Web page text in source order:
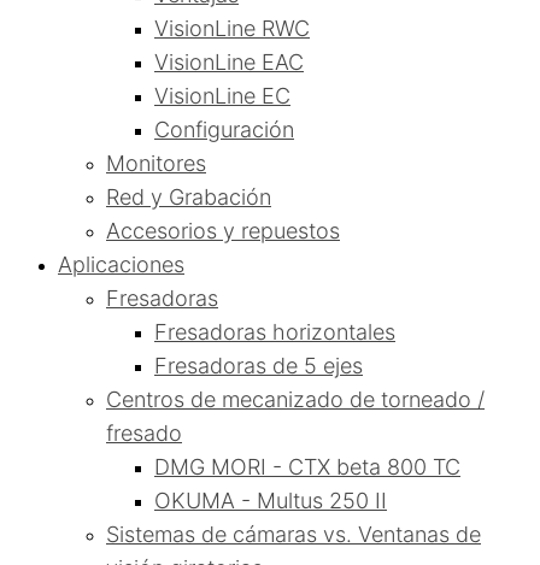
VisionLine RWC
VisionLine EAC
VisionLine EC
Configuración
Monitores
Red y Grabación
Accesorios y repuestos
Aplicaciones
Fresadoras
Fresadoras horizontales
Fresadoras de 5 ejes
Centros de mecanizado de torneado /
fresado
DMG MORI - CTX beta 800 TC
OKUMA - Multus 250 II
Sistemas de cámaras vs. Ventanas de